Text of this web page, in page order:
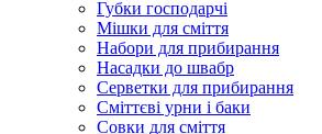
Губки господарчі
Мішки для сміття
Набори для прибирання
Насадки до швабр
Серветки для прибирання
Сміттєві урни і баки
Совки для сміття